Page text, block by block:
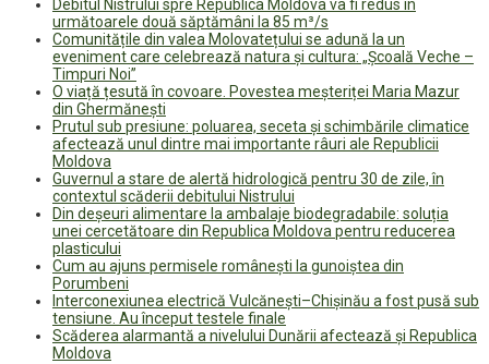
Debitul Nistrului spre Republica Moldova va fi redus în
următoarele două săptămâni la 85 m³/s
Comunitățile din valea Molovatețului se adună la un
eveniment care celebrează natura și cultura: „Școală Veche –
Timpuri Noi”
O viață țesută în covoare. Povestea meșteriței Maria Mazur
din Ghermănești
Prutul sub presiune: poluarea, seceta și schimbările climatice
afectează unul dintre mai importante râuri ale Republicii
Moldova
Guvernul a stare de alertă hidrologică pentru 30 de zile, în
contextul scăderii debitului Nistrului
Din deșeuri alimentare la ambalaje biodegradabile: soluția
unei cercetătoare din Republica Moldova pentru reducerea
plasticului
Cum au ajuns permisele românești la gunoiștea din
Porumbeni
Interconexiunea electrică Vulcănești–Chișinău a fost pusă sub
tensiune. Au început testele finale
Scăderea alarmantă a nivelului Dunării afectează și Republica
Moldova